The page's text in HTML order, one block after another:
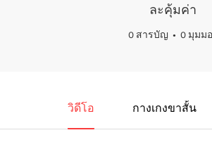
ละคุ้มค่า
0 สารบัญ 0 มุมม
วิดีโอ กางเกงขาสั้น